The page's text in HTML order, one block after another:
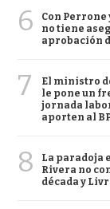
6
Con Perrone
no tiene
aprobación
7
El ministro
le pone un
jornada
aporten al
8
La paradoja
Rivera no
década y